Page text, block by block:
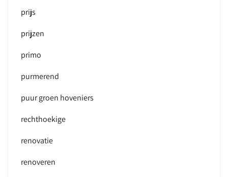
prijs
prijzen
primo
purmerend
puur groen hoveniers
rechthoekige
renovatie
renoveren